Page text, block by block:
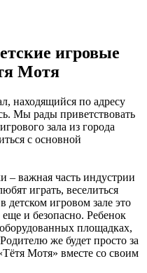
игровые
Мотя
находящийся по адресу
Мы рады приветствовать
зала из города
с основной
– важная часть индустрии
играть, веселиться
детском игровом зале это
еще и безопасно. Ребенок
площадках,
же будет просто за
Мотя» вместе со своим